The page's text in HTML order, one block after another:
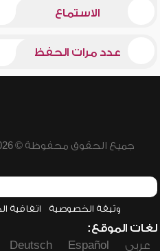
الاستماع
عدد مرات الحفظ
جميع الحقوق محفوظة © 2026 - 1998 لشبكة إسلام ويب
وثيقة الخصوصية اتفاقية
لغات الموقع:
عربي
Español
Deutsch